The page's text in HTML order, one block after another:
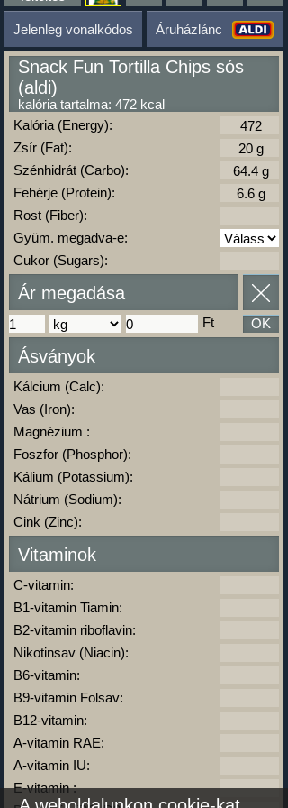
Jelenleg vonalkódos Áruházlánc
Snack Fun Tortilla Chips sós
(aldi)
kalória tartalma: 472 kcal
Kalória (Energy):
Zsír (Fat):
Szénhidrát (Carbo):
Fehérje (Protein):
Rost (Fiber):
Gyüm. megadva-e:
Cukor (Sugars):
Ár megadása
Ft OK
Ásványok
Kálcium (Calc):
Vas (Iron):
Magnézium :
Foszfor (Phosphor):
Kálium (Potassium):
Nátrium (Sodium):
Cink (Zinc):
Vitaminok
C-vitamin:
B1-vitamin Tiamin:
B2-vitamin riboflavin:
Nikotinsav (Niacin):
B6-vitamin:
B9-vitamin Folsav:
B12-vitamin:
A-vitamin RAE:
A-vitamin IU:
E-vitamin :